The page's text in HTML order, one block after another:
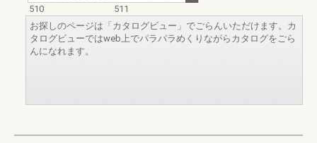
510
511
お探しのページは「カタログビュー」でごらんいただけます。カ
タログビューではweb上でパラパラめくりながらカタログをごら
んになれます。